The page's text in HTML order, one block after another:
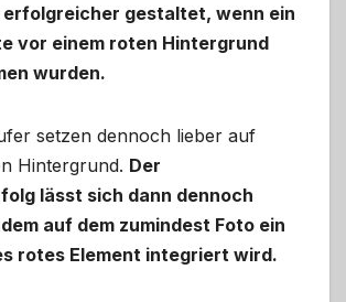
gestaltet, wenn ein
vor einem roten Hintergrund
wurden.
setzen dennoch lieber auf
Hintergrund. Der
lässt sich dann dennoch
auf dem zumindest Foto ein
rotes Element integriert wird.